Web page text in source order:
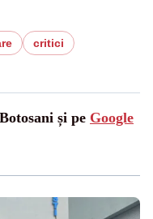
critici
și pe Google